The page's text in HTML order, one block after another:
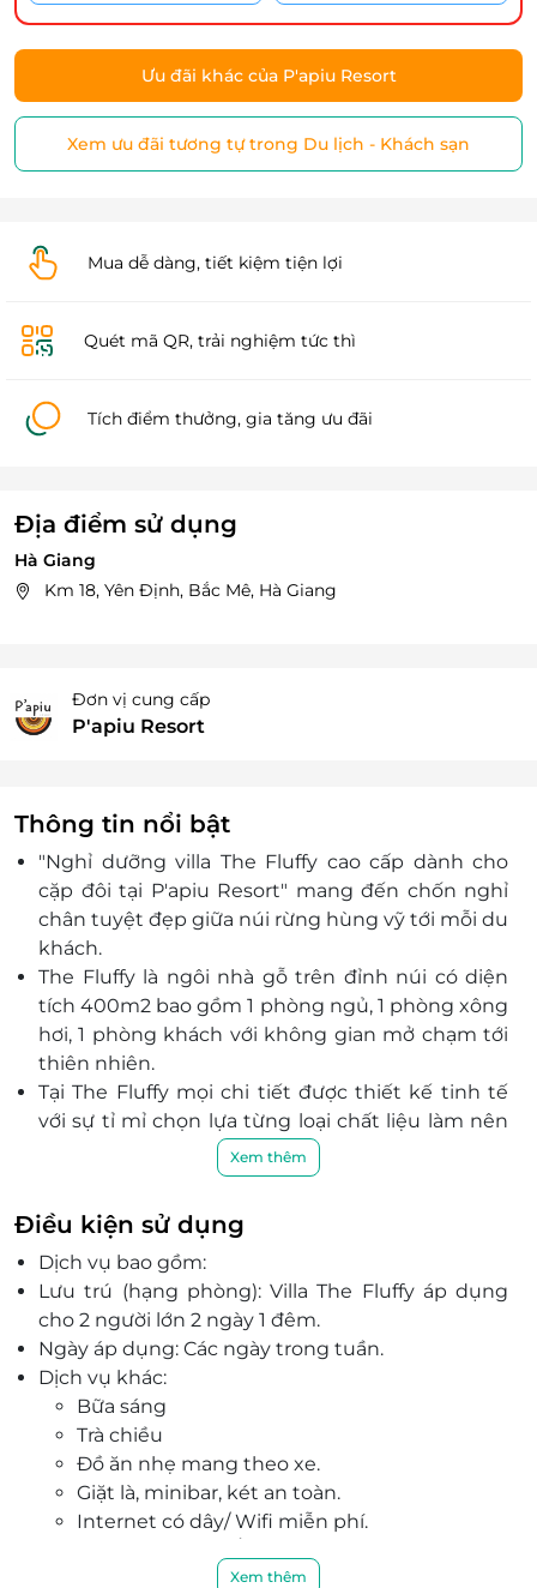
Ưu đãi khác của P'apiu Resort
Xem ưu đãi tương tự trong Du lịch - Khách sạn
Mua dễ dàng, tiết kiệm tiện lợi
Quét mã QR, trải nghiệm tức thì
Tích điểm thưởng, gia tăng ưu đãi
Địa điểm sử dụng
Hà Giang
Km 18, Yên Định, Bắc Mê, Hà Giang
Đơn vị cung cấp
P'apiu Resort
Thông tin nổi bật
"Nghỉ dưỡng villa The Fluffy cao cấp dành cho
cặp đôi tại P'apiu Resort" mang đến chốn nghỉ
chân tuyệt đẹp giữa núi rừng hùng vỹ tới mỗi du
khách.
The Fluffy là ngôi nhà gỗ trên đỉnh núi có diện
tích 400m2 bao gồm 1 phòng ngủ, 1 phòng xông
hơi, 1 phòng khách với không gian mở chạm tới
thiên nhiên.
Tại The Fluffy mọi chi tiết được thiết kế tinh tế
với sự tỉ mỉ chọn lựa từng loại chất liệu làm nên
rèm cửa, bàn ghế, tủ đựng hay từng đồ vật trang
trí..., những căn phòng trong villa sẽ trở thành
nơi chốn nghỉ dưỡng tuyệt vời, nâng niu từng
xúc cảm của bạn và người thương.
Du khách sẽ có những phút giây nghỉ ngơi thư
giãn với massage chân, xông hơi khô, sục Jacuzzi
ngoài trời, tắm lá thơm... giúp bạn xóa tan căng
thẳng, tái tạo năng lượng hiệu quả.
Cùng các hoạt động thú vị như: Ngủ ngoài trời,
lưu giữ kỷ vật trong lòng đất tại Layla Qays, tham
quan con đường thổ cẩm vẽ tay, mạch nước
ngầm, khu rừng trưng bày tranh vẽ trên đá,
thăm quan và làm vườn tại vườn rau hữu cơ... vô
cùng hấp dẫn, ấn tượng.
Đội ngũ nhân viên tại P'apiu đều là người dân
tộc địa phương, hàng ngày vẫn đang chăm chỉ
Xem thêm
Điều kiện sử dụng
Dịch vụ bao gồm:
Lưu trú (hạng phòng): Villa The Fluffy áp dụng
cho 2 người lớn 2 ngày 1 đêm.
Ngày áp dụng: Các ngày trong tuần.
Dịch vụ khác:
Bữa sáng
Trà chiều
Đồ ăn nhẹ mang theo xe.
Giặt là, minibar, két an toàn.
Internet có dây/ Wifi miễn phí.
Sử dụng phòng thể thao, phòng giải trí
Xem thêm